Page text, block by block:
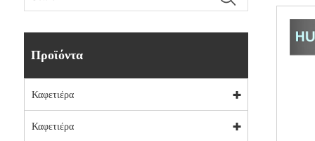
Προϊόντα
Καφετιέρα
Καφετιέρα